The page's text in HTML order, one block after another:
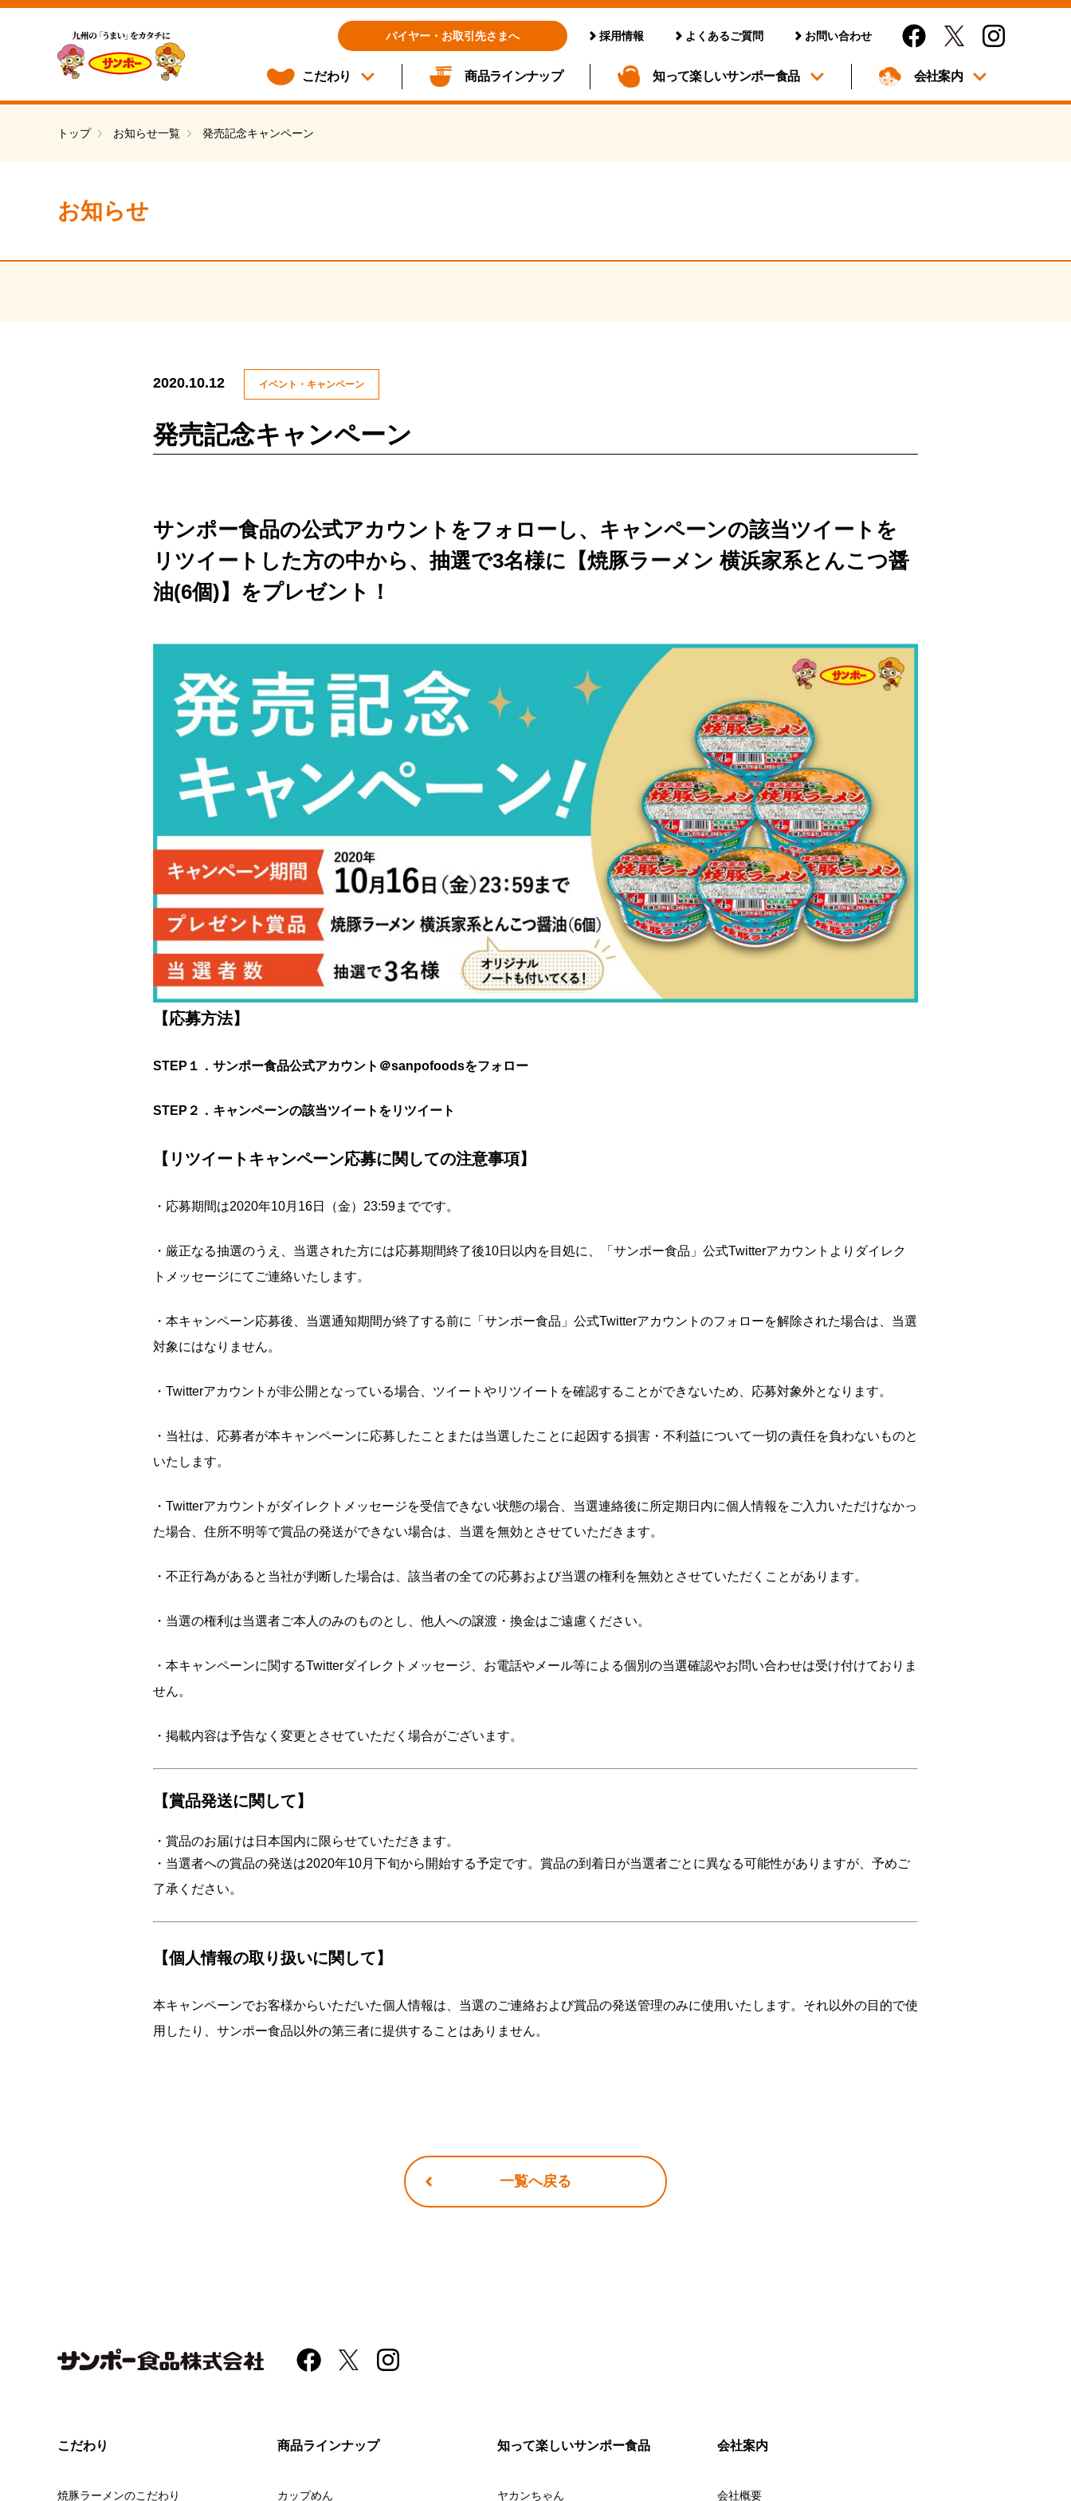
バイヤー・お取引先さまへ 採用情報 よくあるご質問 お問い合わせ
こだわり 商品ラインナップ 知って楽しいサンポー食品 会社案内
トップ お知らせ一覧 発売記念キャンペーン
お知らせ
2020.10.12 イベント・キャンペーン
発売記念キャンペーン
サンポー食品の公式アカウントをフォローし、キャンペーンの該当ツイートを
リツイートした方の中から、抽選で3名様に【焼豚ラーメン 横浜家系とんこつ醤
油(6個)】をプレゼント！
【応募方法】
STEP１．サンポー食品公式アカウント＠sanpofoodsをフォロー
STEP２．キャンペーンの該当ツイートをリツイート
【 リツイートキャンペーン応募に関しての注意事項】
・応募期間は2020年10月16日（金）23:59までです。
・厳正なる抽選のうえ、当選された方には応募期間終了後10日以内を目処に、「サンポー食品」公式Twitterアカウントよりダイレク
トメッセージにてご連絡いたします。
・本キャンペーン応募後、当選通知期間が終了する前に「サンポー食品」公式Twitterアカウントのフォローを解除された場合は、当選
対象にはなりません。
・Twitterアカウントが非公開となっている場合、ツイートやリツイートを確認することができないため、応募対象外となります。
・当社は、応募者が本キャンペーンに応募したことまたは当選したことに起因する損害・不利益について一切の責任を負わないものと
いたします。
・Twitterアカウントがダイレクトメッセージを受信できない状態の場合、当選連絡後に所定期日内に個人情報をご入力いただけなかっ
た場合、住所不明等で賞品の発送ができない場合は、当選を無効とさせていただきます。
・不正行為があると当社が判断した場合は、該当者の全ての応募および当選の権利を無効とさせていただくことがあります。
・当選の権利は当選者ご本人のみのものとし、他人への譲渡・換金はご遠慮ください。
・本キャンペーンに関するTwitterダイレクトメッセージ、お電話やメール等による個別の当選確認やお問い合わせは受け付けておりま
せん。
・掲載内容は予告なく変更とさせていただく場合がございます。
【賞品発送に関して】
・賞品のお届けは日本国内に限らせていただきます。
・当選者への賞品の発送は2020年10月下旬から開始する予定です。賞品の到着日が当選者ごとに異なる可能性がありますが、予めご
了承ください。
【個人情報の取り扱いに関して】
本キャンペーンでお客様からいただいた個人情報は、当選のご連絡および賞品の発送管理のみに使用いたします。それ以外の目的で使
用したり、サンポー食品以外の第三者に提供することはありません。
一覧へ戻る
こだわり
焼豚ラーメンのこだわり
商品ラインナップ
カップめん
知って楽しいサンポー食品
ヤカンちゃん
会社案内
会社概要